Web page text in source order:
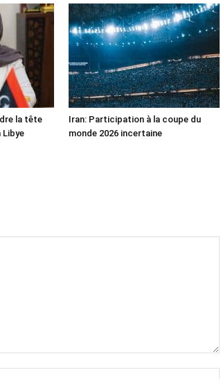
la tête
Libye
Iran: Participation à la coupe du
monde 2026 incertaine